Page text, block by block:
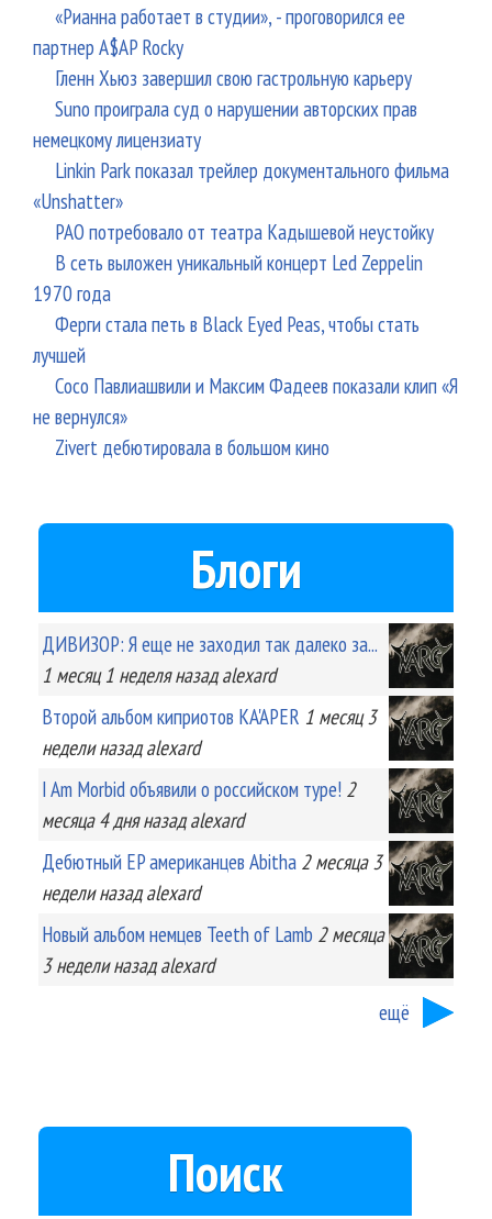
«Рианна работает в студии», - проговорился ее
партнер A$AP Rocky
Гленн Хьюз завершил свою гастрольную карьеру
Suno проиграла суд о нарушении авторских прав
немецкому лицензиату
Linkin Park показал трейлер документального фильма
«Unshatter»
РАО потребовало от театра Кадышевой неустойку
В сеть выложен уникальный концерт Led Zeppelin
1970 года
Ферги стала петь в Black Eyed Peas, чтобы стать
лучшей
Сосо Павлиашвили и Максим Фадеев показали клип «Я
не вернулся»
Zivert дебютировала в большом кино
Блоги
ДИВИЗОР: Я еще не заходил так далеко за...
1 месяц 1 неделяназад alexard
Второй альбом киприотов KA'APER 1 месяц 3
неделиназад alexard
I Am Morbid объявили о российском туре! 2
месяца 4 дняназад alexard
Дебютный EP американцев Abitha 2 месяца 3
неделиназад alexard
Новый альбом немцев Teeth of Lamb 2 месяца
3 неделиназад alexard
ещё
Поиск